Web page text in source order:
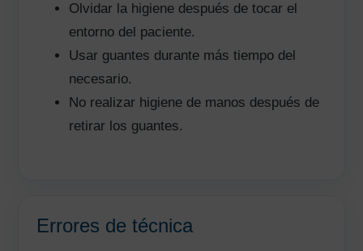
Olvidar la higiene después de tocar el
entorno del paciente.
Usar guantes durante más tiempo del
necesario.
No realizar higiene de manos después de
retirar los guantes.
Errores de técnica